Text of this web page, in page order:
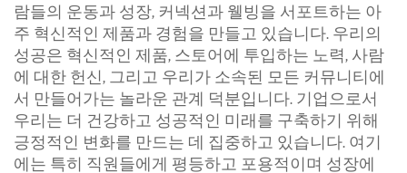
람들의 운동과 성장, 커넥션과 웰빙을 서포트하는 아
주 혁신적인 제품과 경험을 만들고 있습니다. 우리의
성공은 혁신적인 제품, 스토어에 투입하는 노력, 사람
에 대한 헌신, 그리고 우리가 소속된 모든 커뮤니티에
서 만들어가는 놀라운 관계 덕분입니다. 기업으로서
우리는 더 건강하고 성공적인 미래를 구축하기 위해
긍정적인 변화를 만드는 데 집중하고 있습니다. 여기
에는 특히 직원들에게 평등하고 포용적이며 성장에